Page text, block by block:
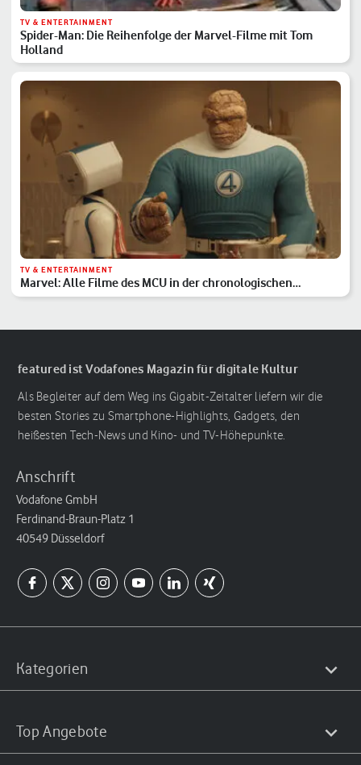
TV & ENTERTAINMENT
Spider-Man: Die Reihenfolge der Marvel-Filme mit Tom
Holland
TV & ENTERTAINMENT
Marvel: Alle Filme des MCU in der chronologischen
Reihenfolge
featured ist Vodafones Magazin für digitale Kultur
Als Begleiter auf dem Weg ins Gigabit-Zeitalter liefern wir die
besten Stories zu Smartphone-Highlights, Gadgets, den
heißesten Tech-News und Kino- und TV-Höhepunkte.
Anschrift
Vodafone GmbH
Ferdinand-Braun-Platz 1
40549 Düsseldorf
Kategorien
Top Angebote